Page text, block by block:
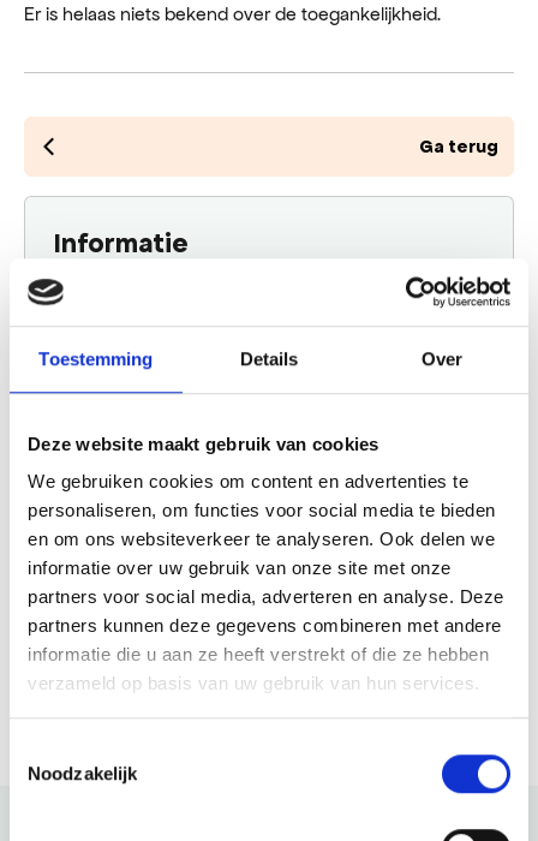
Toestemming Details Over
Deze website maakt gebruik van cookies
We gebruiken cookies om content en advertenties te
personaliseren, om functies voor social media te bieden
en om ons websiteverkeer te analyseren. Ook delen we
informatie over uw gebruik van onze site met onze
partners voor social media, adverteren en analyse. Deze
partners kunnen deze gegevens combineren met andere
informatie die u aan ze heeft verstrekt of die ze hebben
verzameld op basis van uw gebruik van hun services.
Noodzakelijk
Er is helaas niets bekend over de toegankelijkheid.
Ga terug
Informatie
Ruïnekerk
Oude Prinsweg 2
Freier Eintritt
Wann
Von 8 Aug 2026 bis 28 Dez 2030
Samstag08:30 - 17:00